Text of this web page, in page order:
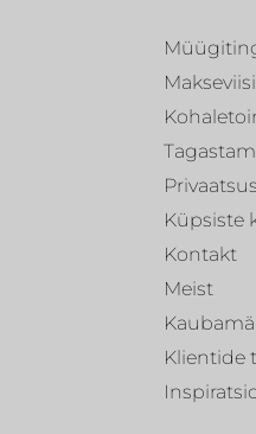
Küpsiste
Kontakt
Meist
Klientide